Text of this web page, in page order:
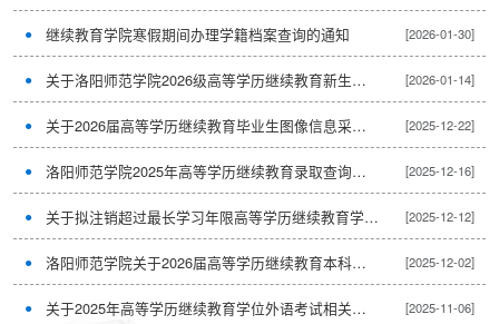
继续教育学院寒假期间办理学籍档案查询的通知 [2026-01-30]
关于洛阳师范学院2026级高等学历继续教育新生录取通知书领取及报到的通知 [2026-01-14]
关于2026届高等学历继续教育毕业生图像信息采集工作的通知 [2025-12-22]
洛阳师范学院2025年高等学历继续教育录取查询相关通知 [2025-12-16]
关于拟注销超过最长学习年限高等学历继续教育学生学籍的公示 [2025-12-12]
洛阳师范学院关于2026届高等学历继续教育本科毕业生申请学士学位工作的通知 [2025-12-02]
关于2025年高等学历继续教育学位外语考试相关事项的通知 [2025-11-06]